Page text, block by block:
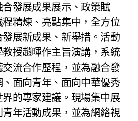
發展成果展示、政策賦
精煉、亮點集中，全方位
展新成果、新舉措。活動
授趙暉作主旨演講，系統
流合作歷程，並為融合發
面向青年、面向中華優秀
的專家建議。現場集中展
年活動成果，並為網絡視